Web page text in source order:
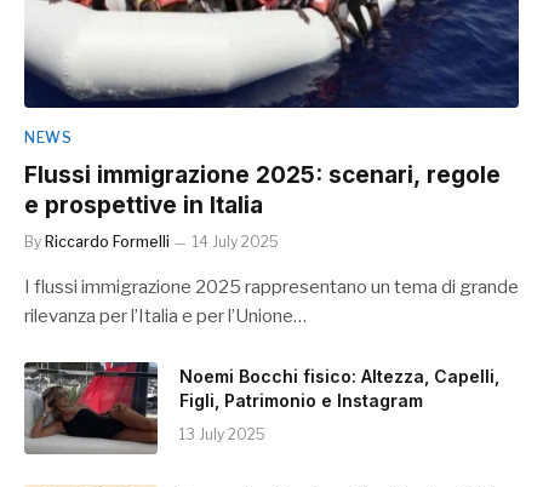
NEWS
Flussi immigrazione 2025: scenari, regole
e prospettive in Italia
By Riccardo Formelli 14 July 2025
I flussi immigrazione 2025 rappresentano un tema di grande
rilevanza per l’Italia e per l’Unione…
Noemi Bocchi fisico: Altezza, Capelli,
Figli, Patrimonio e Instagram
13 July 2025